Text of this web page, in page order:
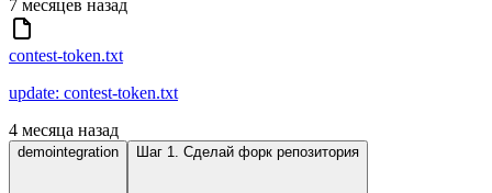
7 месяцев назад
contest-token.txt
update: contest-token.txt
4 месяца назад
demointegration Шаг 1. Сделай форк репозитория